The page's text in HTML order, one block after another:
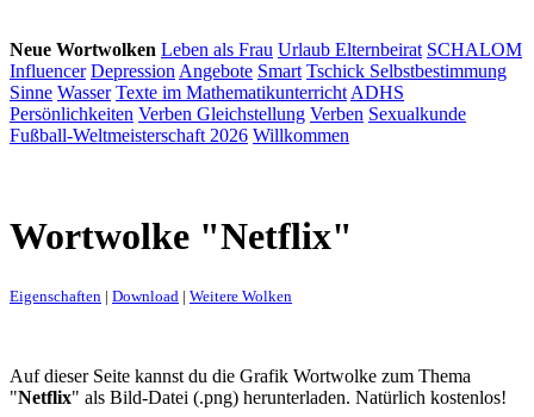
Neue Wortwolken Leben als Frau Urlaub Elternbeirat SCHALOM
Influencer Depression Angebote Smart Tschick Selbstbestimmung
Sinne Wasser Texte im Mathematikunterricht ADHS
Persönlichkeiten Verben Gleichstellung Verben Sexualkunde
Fußball-Weltmeisterschaft 2026 Willkommen
Wortwolke "Netflix"
Eigenschaften | Download | Weitere Wolken
Auf dieser Seite kannst du die Grafik Wortwolke zum Thema
"Netflix" als Bild-Datei (.png) herunterladen. Natürlich kostenlos!